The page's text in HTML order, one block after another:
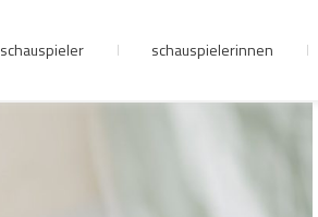
junge riege
schauspieler schauspielerinnen